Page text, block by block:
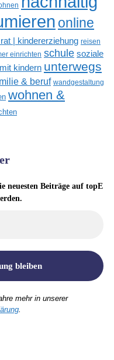
online
| kindererziehung reisen
einrichten schule soziale
kindern unterwegs
& beruf wandgestaltung
wohnen &
neuesten Beiträge auf topE
mehr in unserer
.